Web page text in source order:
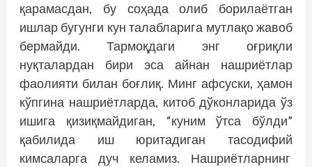
қарамасдан, бу соҳада олиб борилаётган
ишлар бугунги кун талабларига мутлақо жавоб
бермайди. Тармоқдаги энг оғриқли
нуқталардан бири эса айнан нашриётлар
фаолияти билан боғлиқ. Минг афсуски, ҳамон
кўпгина нашриётларда, китоб дўконларида ўз
ишига қизиқмайдиган, “куним ўтса бўлди”
қабилида иш юритадиган тасодифий
кимсаларга дуч келамиз. Нашриётларнинг